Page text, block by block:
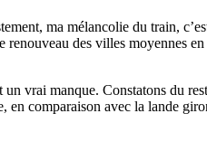
ma mélancolie du train,
renouveau des villes moyennes
vrai manque. Constatons du
en comparaison avec la lande